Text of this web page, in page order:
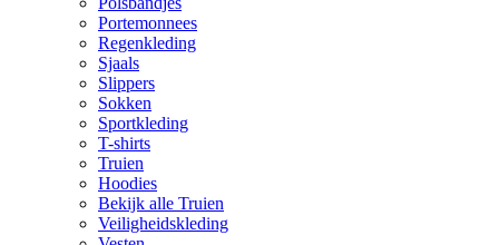
Portemonnees
Regenkleding
Sjaals
Slippers
Sokken
Sportkleding
T-shirts
Truien
Hoodies
Bekijk alle Truien
Veiligheidskleding